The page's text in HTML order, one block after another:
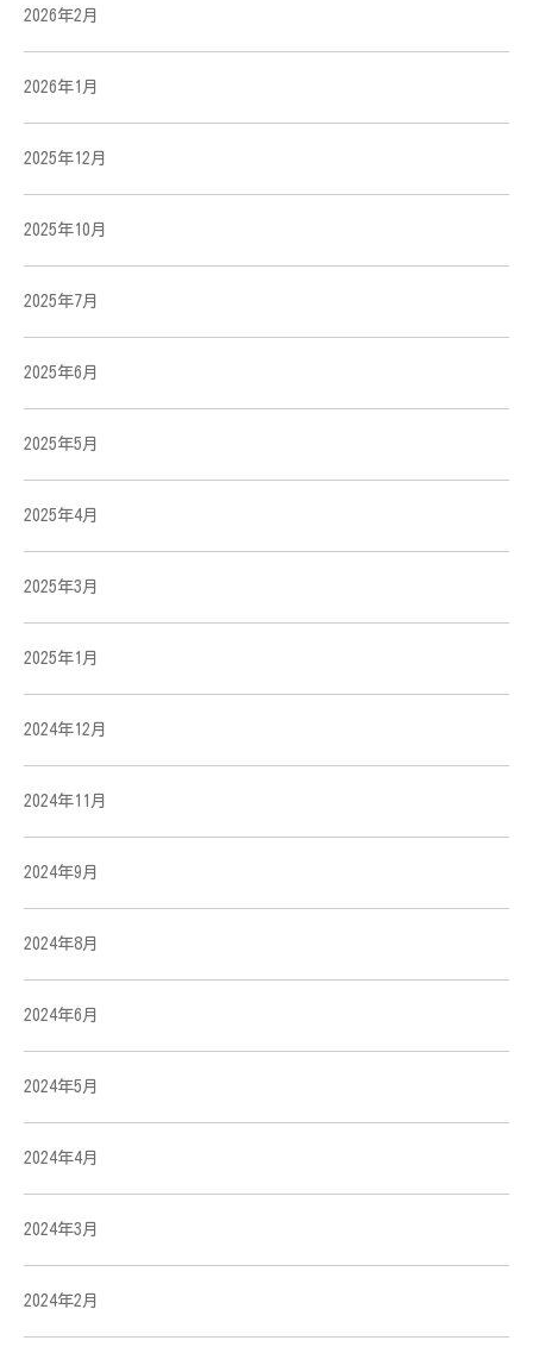
2026年2月
2026年1月
2025年12月
2025年10月
2025年7月
2025年6月
2025年5月
2025年4月
2025年3月
2025年1月
2024年12月
2024年11月
2024年9月
2024年8月
2024年6月
2024年5月
2024年4月
2024年3月
2024年2月